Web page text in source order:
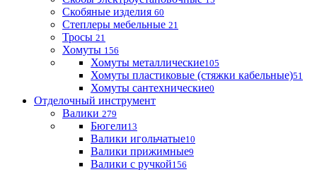
Скобяные изделия 60
Степлеры мебельные 21
Тросы 21
Хомуты 156
Хомуты металлические105
Хомуты пластиковые (стяжки кабельные)51
Хомуты сантехнические0
Отделочный инструмент
Валики 279
Бюгели13
Валики игольчатые10
Валики прижимные9
Валики с ручкой156